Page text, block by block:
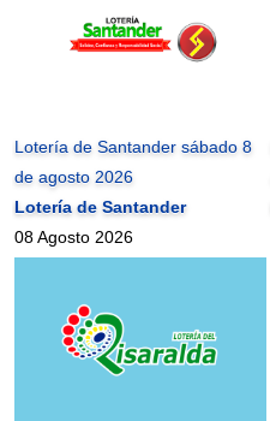
Lotería de Santander sábado 8
de agosto 2026
Lotería de Santander
08 Agosto 2026